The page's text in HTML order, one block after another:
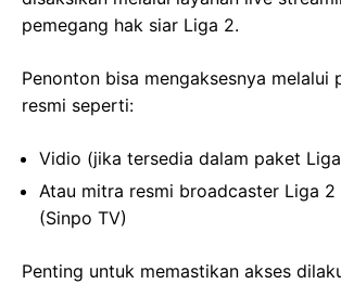
pemegang hak siar Liga 2.
Penonton bisa mengaksesnya
resmi seperti:
Vidio (jika tersedia dalam paket
Atau mitra resmi broadcaster Liga 2
(Sinpo TV)
Penting untuk memastikan akses